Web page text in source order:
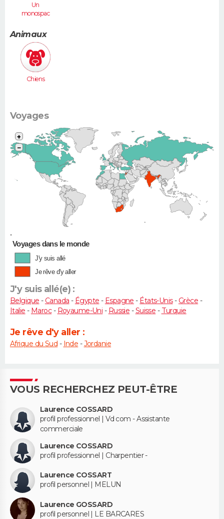
Un
monospac
Xsara
Picasso...)
Animaux
Chiens
Voyages
•
+
−
Voyages dans le monde
J'y suis allé
Je rêve d'y aller
J'y suis allé(e) :
Belgique - Canada - Égypte - Espagne - États-Unis- Grèce -
Italie - Maroc- Royaume-Uni - Russie -Suisse - Turquie
Je rêve d'y aller :
Afrique du Sud - Inde -Jordanie
VOUS RECHERCHEZ PEUT-ÊTRE
Laurence COSSARD
profil professionnel | Vd com - Assistante
commerciale
Laurence COSSARD
profil professionnel | Charpentier -
Laurence COSSART
profil personnel | MELUN
Laurence GOSSARD
profil personnel | LE BARCARES